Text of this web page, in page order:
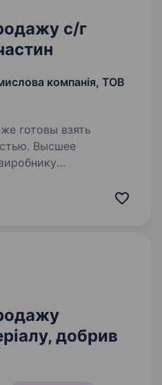
с/г
компанія, ТОВ
готовы взять
Высшее
менеджер
добрив